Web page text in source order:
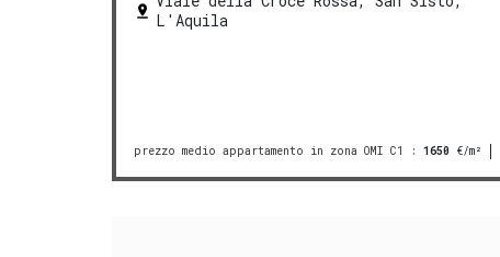
L'Aquila
prezzo medio appartamento in zona OMI C1 : 1650 €/m²